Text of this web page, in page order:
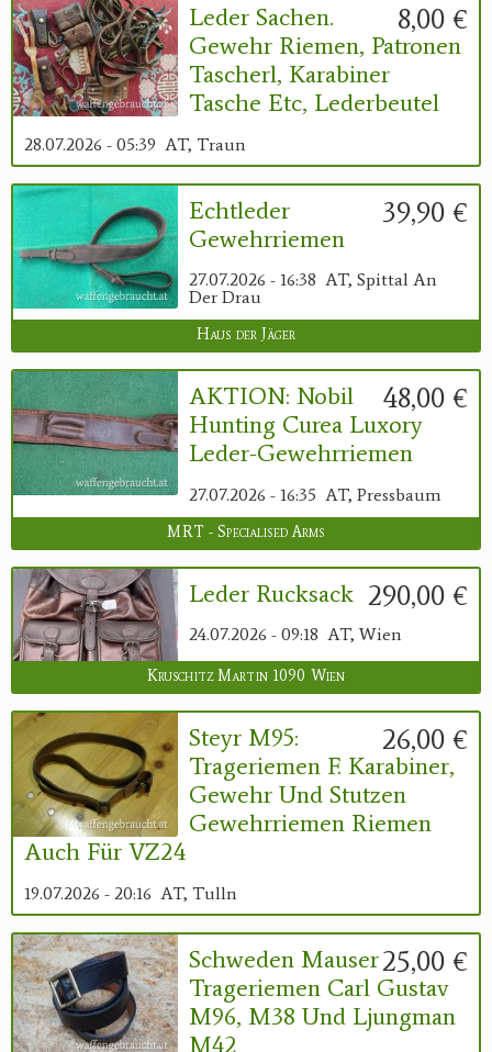
8,00 €
Leder Sachen.
Gewehr Riemen, Patronen
Tascherl, Karabiner
Tasche Etc, Lederbeutel
28.07.2026 - 05:39 AT, Traun
39,90 €
Echtleder
Gewehrriemen
27.07.2026 - 16:38 AT, Spittal An
Der Drau
Haus der Jäger
48,00 €
AKTION: Nobil
Hunting Curea Luxory
Leder-Gewehrriemen
27.07.2026 - 16:35 AT, Pressbaum
MRT - Specialised Arms
290,00 €
Leder Rucksack
24.07.2026 - 09:18 AT, Wien
Kruschitz Martin 1090 Wien
26,00 €
Steyr M95:
Trageriemen F. Karabiner,
Gewehr Und Stutzen
Gewehrriemen Riemen
Auch Für VZ24
19.07.2026 - 20:16 AT, Tulln
25,00 €
Schweden Mauser
Trageriemen Carl Gustav
M96, M38 Und Ljungman
M42